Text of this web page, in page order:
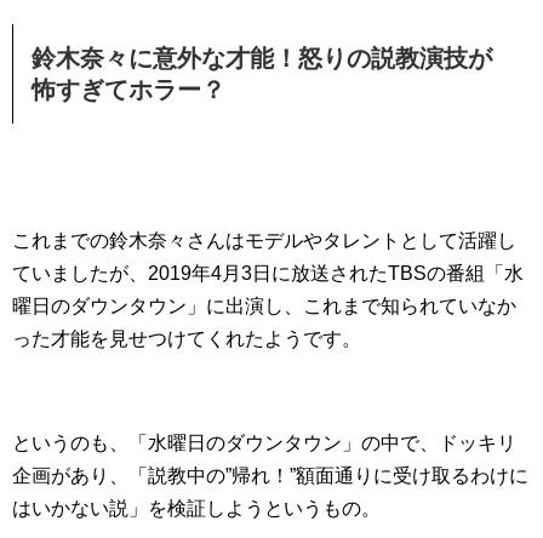
鈴木奈々に意外な才能！怒りの説教演技が
怖すぎてホラー？
これまでの鈴木奈々さんはモデルやタレントとして活躍し
ていましたが、2019年4月3日に放送されたTBSの番組「水
曜日のダウンタウン」に出演し、これまで知られていなか
った才能を見せつけてくれたようです。
というのも、「水曜日のダウンタウン」の中で、ドッキリ
企画があり、「説教中の”帰れ！”額面通りに受け取るわけに
はいかない説」を検証しようというもの。